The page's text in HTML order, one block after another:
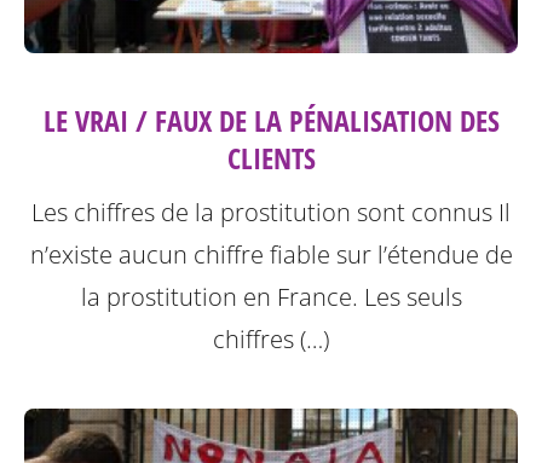
LE VRAI / FAUX DE LA PÉNALISATION DES
CLIENTS
Les chiffres de la prostitution sont connus Il
n’existe aucun chiffre fiable sur l’étendue de
la prostitution en France. Les seuls
chiffres (…)